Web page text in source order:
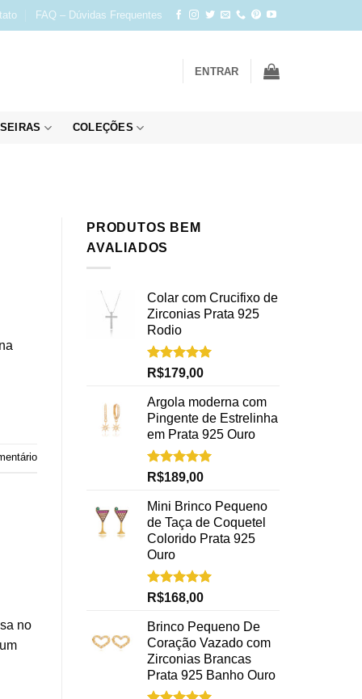
FAQ – Dúvidas Frequentes
ENTRAR
COLEÇÕES
no
PRODUTOS BEM
AVALIADOS
Colar com Crucifixo de
Zirconias Prata 925
Rodio
Avaliação
R$179,00
Argola moderna com
Pingente de Estrelinha
em Prata 925 Ouro
Avaliação
R$189,00
Mini Brinco Pequeno
de Taça de Coquetel
Colorido Prata 925
Ouro
Avaliação
R$168,00
Brinco Pequeno De
Coração Vazado com
Zirconias Brancas
Prata 925 Banho Ouro